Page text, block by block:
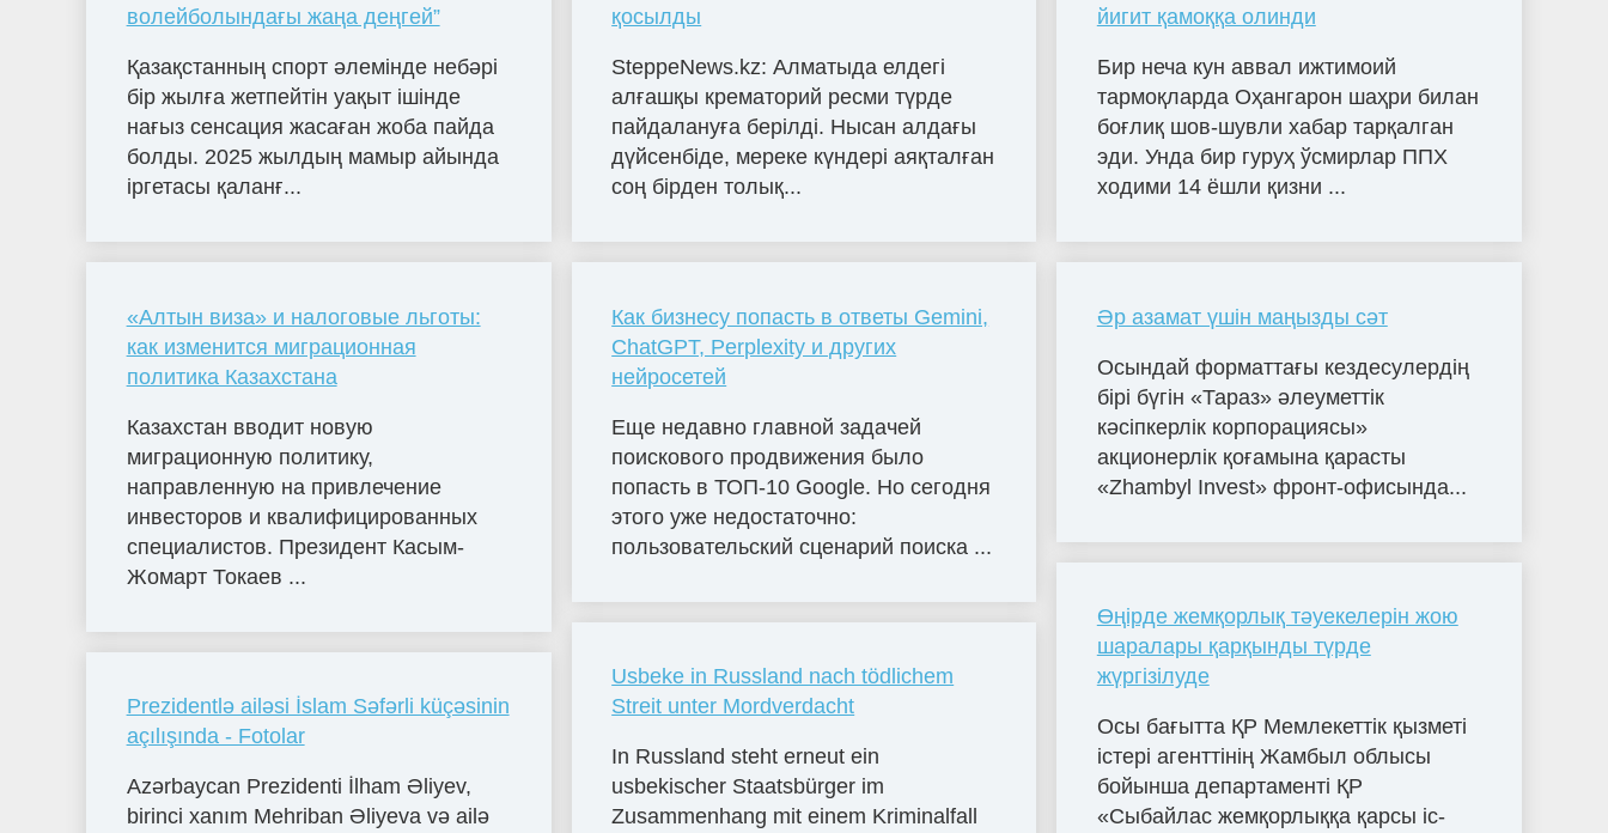
волейболындағы жаңа деңгей”
Қазақстанның спорт әлемінде небәрі
бір жылға жетпейтін уақыт ішінде
нағыз сенсация жасаған жоба пайда
болды. 2025 жылдың мамыр айында
іргетасы қаланғ...
«Алтын виза» и налоговые льготы:
как изменится миграционная
политика Казахстана
Казахстан вводит новую
миграционную политику,
направленную на привлечение
инвесторов и квалифицированных
специалистов. Президент Касым-
Жомарт Токаев ...
Prezidentlə ailəsi İslam Səfərli küçəsinin
açılışında - Fotolar
Azərbaycan Prezidenti İlham Əliyev,
birinci xanım Mehriban Əliyeva və ailə
қосылды
SteppeNews.kz: Алматыда елдегі
алғашқы крематорий ресми түрде
пайдалануға берілді. Нысан алдағы
дүйсенбіде, мереке күндері аяқталған
соң бірден толық...
Как бизнесу попасть в ответы Gemini,
ChatGPT, Perplexity и других
нейросетей
Еще недавно главной задачей
поискового продвижения было
попасть в ТОП-10 Google. Но сегодня
этого уже недостаточно:
пользовательский сценарий поиска ...
Usbeke in Russland nach tödlichem
Streit unter Mordverdacht
In Russland steht erneut ein
usbekischer Staatsbürger im
Zusammenhang mit einem Kriminalfall
йигит қамоққа олинди
Бир неча кун аввал ижтимоий
тармоқларда Оҳангарон шаҳри билан
боғлиқ шов-шувли хабар тарқалган
эди. Унда бир гуруҳ ўсмирлар ППХ
ходими 14 ёшли қизни ...
Әр азамат үшін маңызды сәт
Осындай форматтағы кездесулердің
бірі бүгін «Тараз» әлеуметтік
кәсіпкерлік корпорациясы»
акционерлік қоғамына қарасты
«Zhambyl Invest» фронт-офисында...
Өңірде жемқорлық тәуекелерін жою
шаралары қарқынды түрде
жүргізілуде
Осы бағытта ҚР Мемлекеттік қызметі
істері агенттінің Жамбыл облысы
бойынша департаменті ҚР
«Сыбайлас жемқорлыққа қарсы іс-